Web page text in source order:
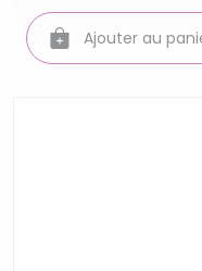
Ajouter au